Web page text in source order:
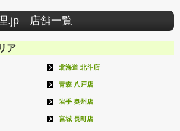
.jp 店舗一覧
ア
北海道 北斗店
青森 八戸店
岩手 奥州店
宮城 長町店